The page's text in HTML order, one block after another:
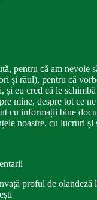
pentru că am nevoie
și răul), pentru că
și eu cred că le
mine, despre tot ce
cu informații bine
noastre, cu lucruri și
proful de olandeză